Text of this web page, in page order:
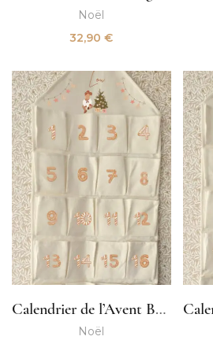
Noël
32,90€
Calendrier de l’Avent Bébé fille
Noël